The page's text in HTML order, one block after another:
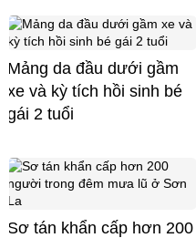
Mảng da đầu dưới gầm
xe và kỳ tích hồi sinh bé
gái 2 tuổi
Sơ tán khẩn cấp hơn 200